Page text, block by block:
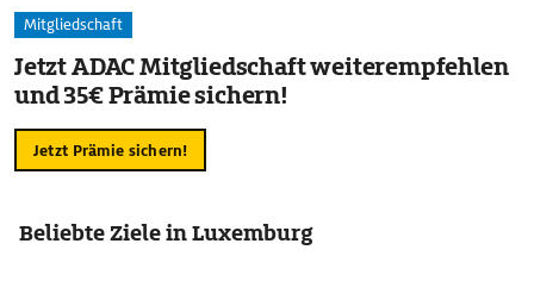
Mitgliedschaft
Jetzt ADAC Mitgliedschaft weiterempfehlen
und 35€ Prämie sichern!
Jetzt Prämie sichern!
Beliebte Ziele in Luxemburg